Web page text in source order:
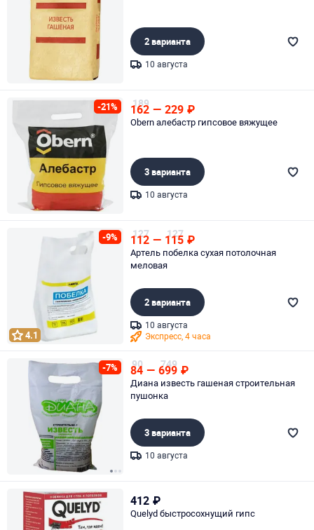
2 варианта
10 августа
-21% 189
162 — 229 ₽
Obern алебастр гипсовое вяжущее
3 варианта
10 августа
-9%
4.1
127
112 — 127
115 ₽
Артель побелка сухая потолочная
меловая
2 варианта
10 августа
Экспресс, 4 часа
-7% 90
84 — 749
699 ₽
Диана известь гашеная строительная
пушонка
3 варианта
10 августа
412 ₽
Quelyd быстросохнущий гипс